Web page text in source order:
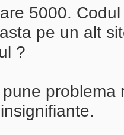
5000.
pe un alt
?
problema